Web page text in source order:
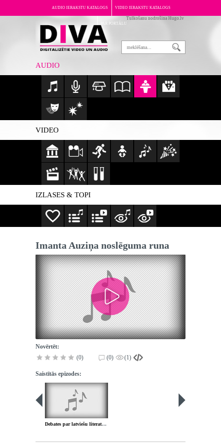
AUDIO IERAKSTU KATALOGS VIDEO IERAKSTU KATALOGS
PAR PORTĀLU
Tulkošanu nodrošina Hugo.lv
AUDIO
VIDEO
IZLASES & TOPI
Imanta Auziņa noslēguma runa
Novērtēt:
(0)
(0) (1)
Saistītās epizodes:
Debates par latviešu literatūras kalendāru